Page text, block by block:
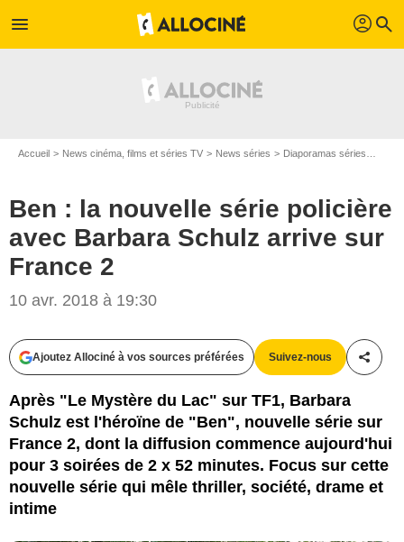
menu profil search
Accueil News cinéma, films et séries TV News séries Diaporamas séries
Ben : la nouvelle série policière
avec Barbara Schulz arrive sur
France 2
10 avr. 2018 à 19:30
Ajoutez Allociné à vos sources préférées Suivez-nous
Après "Le Mystère du Lac" sur TF1, Barbara
Schulz est l'héroïne de "Ben", nouvelle série sur
France 2, dont la diffusion commence aujourd'hui
pour 3 soirées de 2 x 52 minutes. Focus sur cette
nouvelle série qui mêle thriller, société, drame et
intime
Philippe Le Roux / FRANCE 2